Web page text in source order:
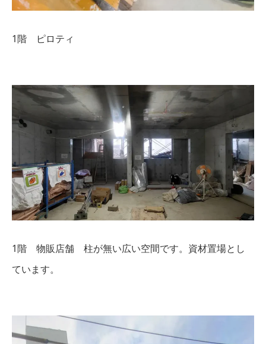
1階 ピロティ
1階 物販店舗 柱が無い広い空間です。資材置場とし
ています。